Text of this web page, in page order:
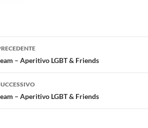
– Aperitivo LGBT & Friends
– Aperitivo LGBT & Friends